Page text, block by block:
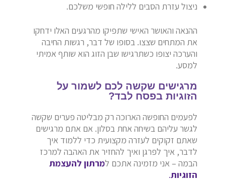
ניצול עזרת הסבים ללילה חופשי משלכם.
ההנאה והאושר האישי שתפיקו מהרגעים האלו ידחקו
את המתחים שצצו. בסופו של דבר, רגשות החיבה
והערכה יצופו כשתרגישו שבן הזוג הוא שותף אמיתי
למסע.
מרגישים שקשה לכם לשמור על
הזוגיות בפסח לבד?
לפעמים החופשה הארוכה רק מבליטה פערים שקשה
לגשר עליהם בשיחה אחת בסלון. אם אתם מרגישים
שאתם זקוקים לעזרה מקצועית כדי ללמוד איך
לדבר, איך לפרגן ואיך להחזיר את האהבה למרכז
הבמה – אני מזמינה אתכם למרתון להעצמת
הזוגיות.